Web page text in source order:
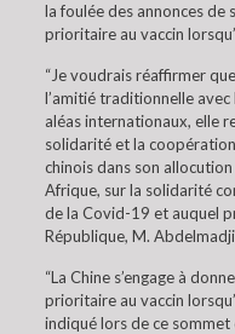
la foulée des annonces de
prioritaire au vaccin
“Je voudrais réaffirmer
l’amitié traditionnelle avec
aléas internationaux, elle
solidarité et la coopération
chinois dans son
Afrique, sur la solidarité
de la Covid-19 et auquel
République, M.
“La Chine s’engage à
prioritaire au vaccin
indiqué lors de ce